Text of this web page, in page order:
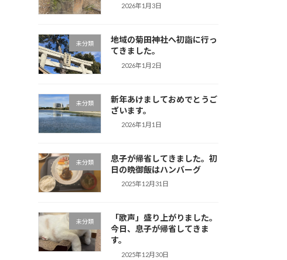
2026年1月3日
未分類
地域の菊田神社へ初詣に行っ
てきました。
2026年1月2日
未分類
新年あけましておめでとうご
ざいます。
2026年1月1日
未分類
息子が帰省してきました。初
日の晩御飯はハンバーグ
2025年12月31日
未分類
「歌声」盛り上がりました。
今日、息子が帰省してきま
す。
2025年12月30日